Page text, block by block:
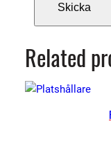
Related